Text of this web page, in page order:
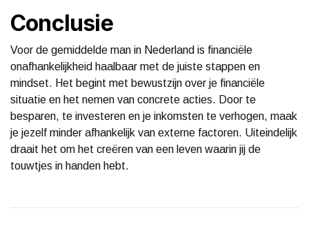
Conclusie
Voor de gemiddelde man in Nederland is financiële
onafhankelijkheid haalbaar met de juiste stappen en
mindset. Het begint met bewustzijn over je financiële
situatie en het nemen van concrete acties. Door te
besparen, te investeren en je inkomsten te verhogen, maak
je jezelf minder afhankelijk van externe factoren. Uiteindelijk
draait het om het creëren van een leven waarin jij de
touwtjes in handen hebt.